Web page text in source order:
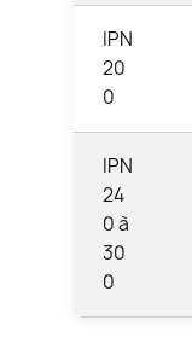
IPN
20
0
IPN
24
0 à
30
0